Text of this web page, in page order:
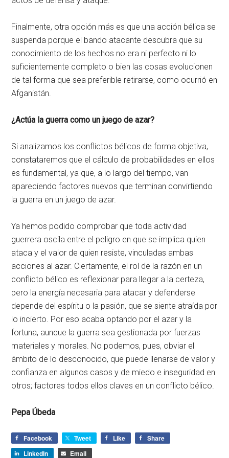
Finalmente, otra opción más es que una acción bélica se
suspenda porque el bando atacante descubra que su
conocimiento de los hechos no era ni perfecto ni lo
suficientemente completo o bien las cosas evolucionen
de tal forma que sea preferible retirarse, como ocurrió en
Afganistán.
¿Actúa la guerra como un juego de azar?
Si analizamos los conflictos bélicos de forma objetiva,
constataremos que el cálculo de probabilidades en ellos
es fundamental, ya que, a lo largo del tiempo, van
apareciendo factores nuevos que terminan convirtiendo
la guerra en un juego de azar.
Ya hemos podido comprobar que toda actividad
guerrera oscila entre el peligro en que se implica quien
ataca y el valor de quien resiste, vinculadas ambas
acciones al azar. Ciertamente, el rol de la razón en un
conflicto bélico es reflexionar para llegar a la certeza,
pero la energía necesaria para atacar y defenderse
depende del espíritu o la pasión, que se siente atraída por
lo incierto. Por eso acaba optando por el azar y la
fortuna, aunque la guerra sea gestionada por fuerzas
materiales y morales. No podemos, pues, obviar el
ámbito de lo desconocido, que puede llenarse de valor y
confianza en algunos casos y de miedo e inseguridad en
otros; factores todos ellos claves en un conflicto bélico.
Pepa Úbeda
Facebook Tweet Like
Share
LinkedIn
Email